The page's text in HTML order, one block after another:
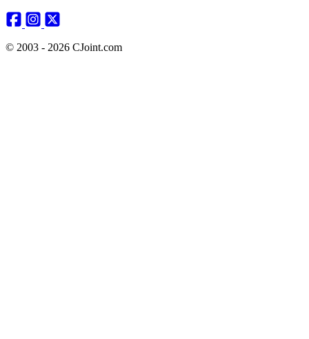
© 2003 - 2026 CJoint.com